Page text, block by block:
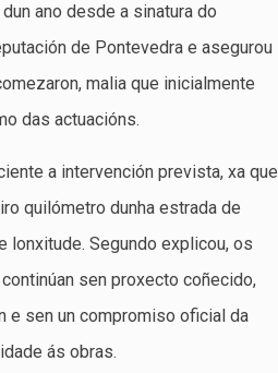
ano desde a sinatura do
de Pontevedra e asegurou
malia que inicialmente
das actuacións.
a intervención prevista, xa que
quilómetro dunha estrada de
Segundo explicou, os
sen proxecto coñecido,
e sen un compromiso oficial da
ás obras.